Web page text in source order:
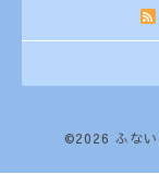
©2026 ふな